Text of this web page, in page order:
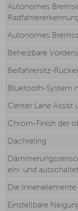
Autonomes
Autonomes
Beheizbare
Beifahrersitz-
Bluetooth-System
Center Lane Assist
Chrom-Finish der
Dachreling
ein- und
Die
Einstellbare